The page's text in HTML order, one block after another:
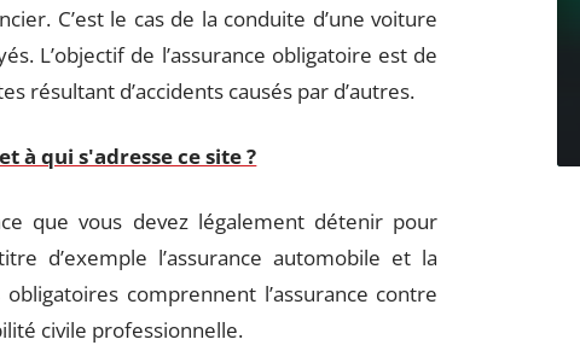
C’est le cas de la conduite d’une voiture
L’objectif de l’assurance obligatoire est de
résultant d’accidents causés par d’autres.
à qui s'adresse ce site ?
que vous devez légalement détenir pour
d’exemple l’assurance automobile et la
comprennent l’assurance contre
civile professionnelle.